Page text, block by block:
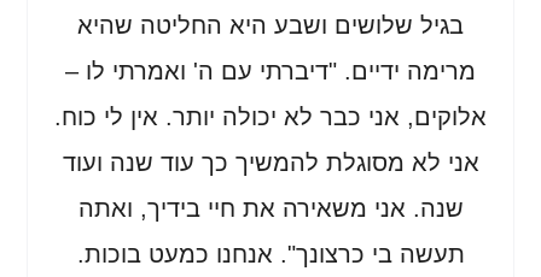
בגיל שלושים ושבע היא החליטה שהיא
מרימה ידיים. "דיברתי עם ה' ואמרתי לו –
אלוקים, אני כבר לא יכולה יותר. אין לי כוח.
אני לא מסוגלת להמשיך כך עוד שנה ועוד
שנה. אני משאירה את חיי בידיך, ואתה
תעשה בי כרצונך". אנחנו כמעט בוכות.